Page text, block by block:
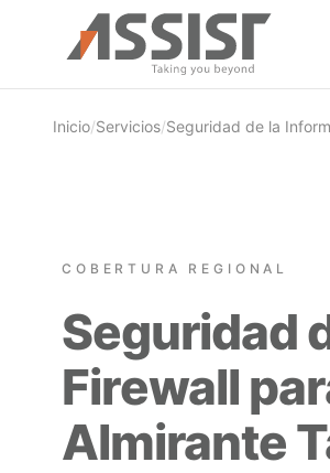
Ir al contenido principal
Inicio/Servicios/Seguridad de la
COBERTURA REGIONAL
Seguridad
Firewall
Almirante